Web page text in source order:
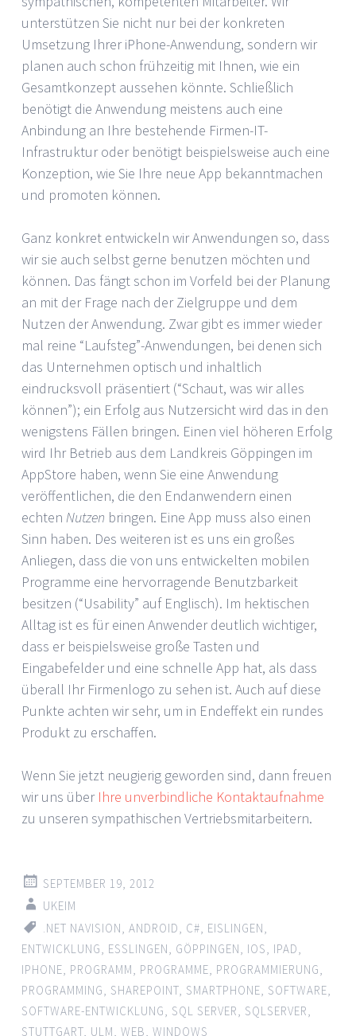
unterstützen Sie nicht nur bei der konkreten
Umsetzung Ihrer iPhone-Anwendung, sondern wir
planen auch schon frühzeitig mit Ihnen, wie ein
Gesamtkonzept aussehen könnte. Schließlich
benötigt die Anwendung meistens auch eine
Anbindung an Ihre bestehende Firmen-IT-
Infrastruktur oder benötigt beispielsweise auch eine
Konzeption, wie Sie Ihre neue App bekanntmachen
und promoten können.
Ganz konkret entwickeln wir Anwendungen so, dass
wir sie auch selbst gerne benutzen möchten und
können. Das fängt schon im Vorfeld bei der Planung
an mit der Frage nach der Zielgruppe und dem
Nutzen der Anwendung. Zwar gibt es immer wieder
mal reine “Laufsteg”-Anwendungen, bei denen sich
das Unternehmen optisch und inhaltlich
eindrucksvoll präsentiert (“Schaut, was wir alles
können”); ein Erfolg aus Nutzersicht wird das in den
wenigstens Fällen bringen. Einen viel höheren Erfolg
wird Ihr Betrieb aus dem Landkreis Göppingen im
AppStore haben, wenn Sie eine Anwendung
veröffentlichen, die den Endanwendern einen
echten Nutzen bringen. Eine App muss also einen
Sinn haben. Des weiteren ist es uns ein großes
Anliegen, dass die von uns entwickelten mobilen
Programme eine hervorragende Benutzbarkeit
besitzen (“Usability” auf Englisch). Im hektischen
Alltag ist es für einen Anwender deutlich wichtiger,
dass er beispielsweise große Tasten und
Eingabefelder und eine schnelle App hat, als dass
überall Ihr Firmenlogo zu sehen ist. Auch auf diese
Punkte achten wir sehr, um in Endeffekt ein rundes
Produkt zu erschaffen.
Wenn Sie jetzt neugierig geworden sind, dann freuen
wir uns über Ihre unverbindliche Kontaktaufnahme
zu unseren sympathischen Vertriebsmitarbeitern.
SEPTEMBER 19, 2012
UKEIM
.NET NAVISION ANDROID C# EISLINGEN
ENTWICKLUNG
ESSLINGEN GÖPPINGEN IOS IPAD
IPHONE PROGRAMM PROGRAMME PROGRAMMIERUNG
PROGRAMMING
SHAREPOINT SMARTPHONE SOFTWARE
SOFTWARE-ENTWICKLUNG
SQL SERVER SQLSERVER
STUTTGART ULM WEB WINDOWS